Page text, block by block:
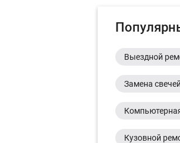
Выездной
Замена
Кузовной